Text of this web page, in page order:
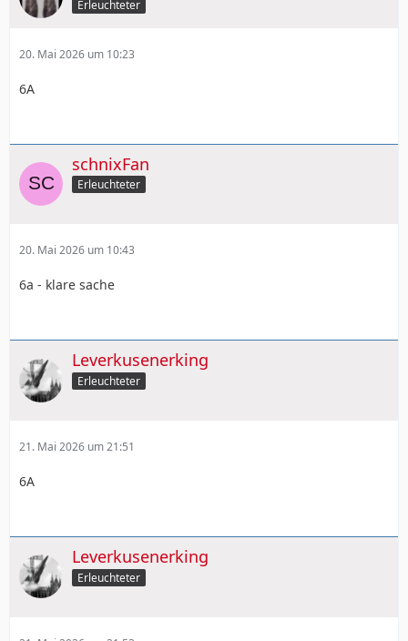
Erleuchteter
20. Mai 2026 um 10:23
6A
schnixFan
Erleuchteter
20. Mai 2026 um 10:43
6a - klare sache
Leverkusenerking
Erleuchteter
21. Mai 2026 um 21:51
6A
Leverkusenerking
Erleuchteter